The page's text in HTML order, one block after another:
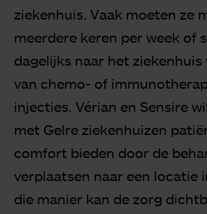
ziekenhuis. Vaak moeten ze
meerdere keren per week of
dagelijks naar het ziekenhuis
van chemo- of
injecties. Vérian en Sensire
met Gelre ziekenhuizen
comfort bieden door de
verplaatsen naar een locatie
die manier kan de zorg